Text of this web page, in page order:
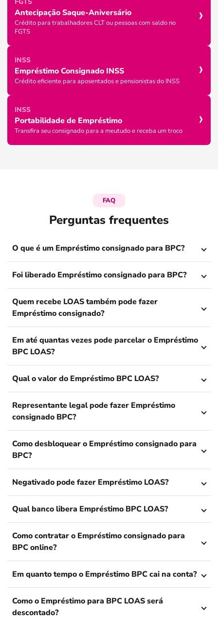
Antecipação Saque-Aniversário
Crédito para trabalhadores CLT ou pessoas com saldo no
FGTS
›
INSS
Empréstimo Consignado INSS
Crédito eficiente para aposentados e pensionistas do INSS ›
INSS
Portabilidade de Empréstimo
Transfira seu consignado para a meutudo e receba um troco ›
FAQ
Perguntas frequentes
O que é um Empréstimo consignado para BPC?
Foi liberado Empréstimo consignado para BPC?
Quem recebe LOAS também pode fazer
Empréstimo consignado?
Em até quantas vezes pode parcelar o Empréstimo
BPC LOAS?
Qual o valor do Empréstimo BPC LOAS?
Representante legal pode fazer Empréstimo
consignado BPC?
Como desbloquear o Empréstimo consignado para
BPC?
Negativado pode fazer Empréstimo LOAS?
Qual banco libera Empréstimo BPC LOAS?
Como contratar o Empréstimo consignado para
BPC online?
Em quanto tempo o Empréstimo BPC cai na conta?
Como o Empréstimo para BPC LOAS será
descontado?